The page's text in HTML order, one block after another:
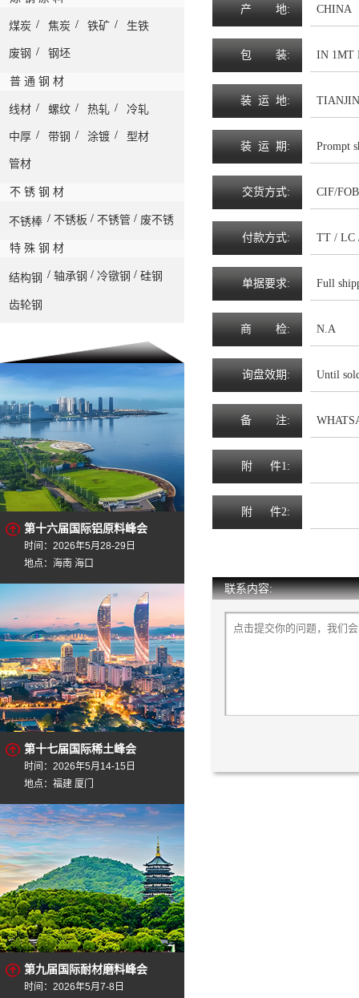
煤炭 / 焦炭 / 铁矿 / 生铁
废钢 / 钢坯
普 通 钢 材
线材 / 螺纹 / 热轧 / 冷轧
中厚 / 带钢 / 涂镀 / 型材
管材
不 锈 钢 材
不锈棒 / 不锈板 / 不锈管 / 废不锈
特 殊 钢 材
结构钢 / 轴承钢 / 冷镦钢 / 硅钢
齿轮钢
第十六届国际铝原料峰会
时间：2026年5月28-29日
地点：海南 海口
第十七届国际稀土峰会
时间：2026年5月14-15日
地点：福建 厦门
第九届国际耐材磨料峰会
时间：2026年5月7-8日
产 地: CHINA
包 装: IN 1MT
装 运 地: TIANJIN
装 运 期 : Prompt
交货方式: CIF/FOB
付款方式: TT / LC
单据要求: Full
商 检: N.A
询盘效期 : Until
备 注:
附 件1:
附 件2:
联系内容: